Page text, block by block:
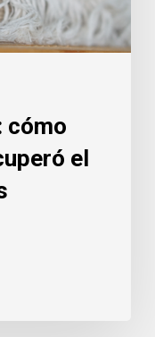
cómo
el